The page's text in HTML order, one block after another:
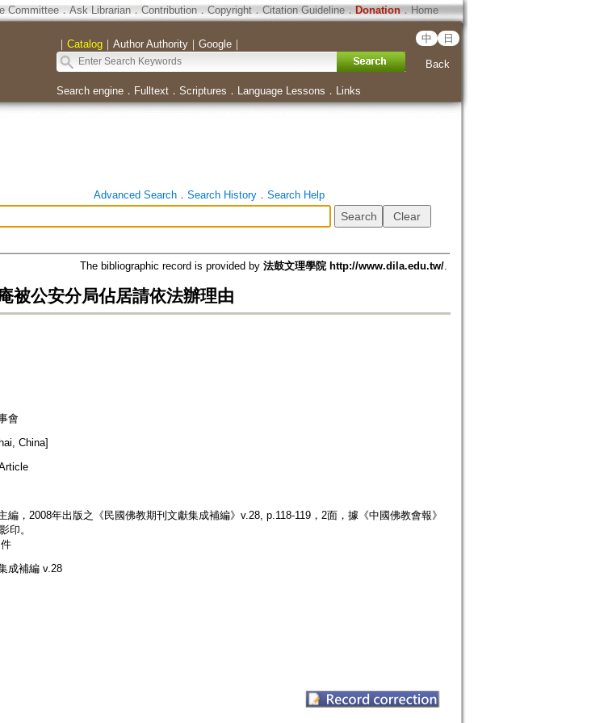
Committee． Ask Librarian． Contribution．Copyright．Citation Guideline． Donation．Home
｜ Catalog｜ Author Authority｜ Google｜ 中 日
Back
Search engine． Fulltext． Scriptures ． Language Lessons ． Links
Advanced Search． Search History． Search Help
The bibliographic record is provided by 法鼓文理學院 http://www.dila.edu.tw/.
被公安分局佔居請依法辦理由
會
China]
編，2008年出版之《民國佛教期刊文獻集成補編》v.28, p.118-119，2面，據《中國佛教會報》
印。
成補編 v.28